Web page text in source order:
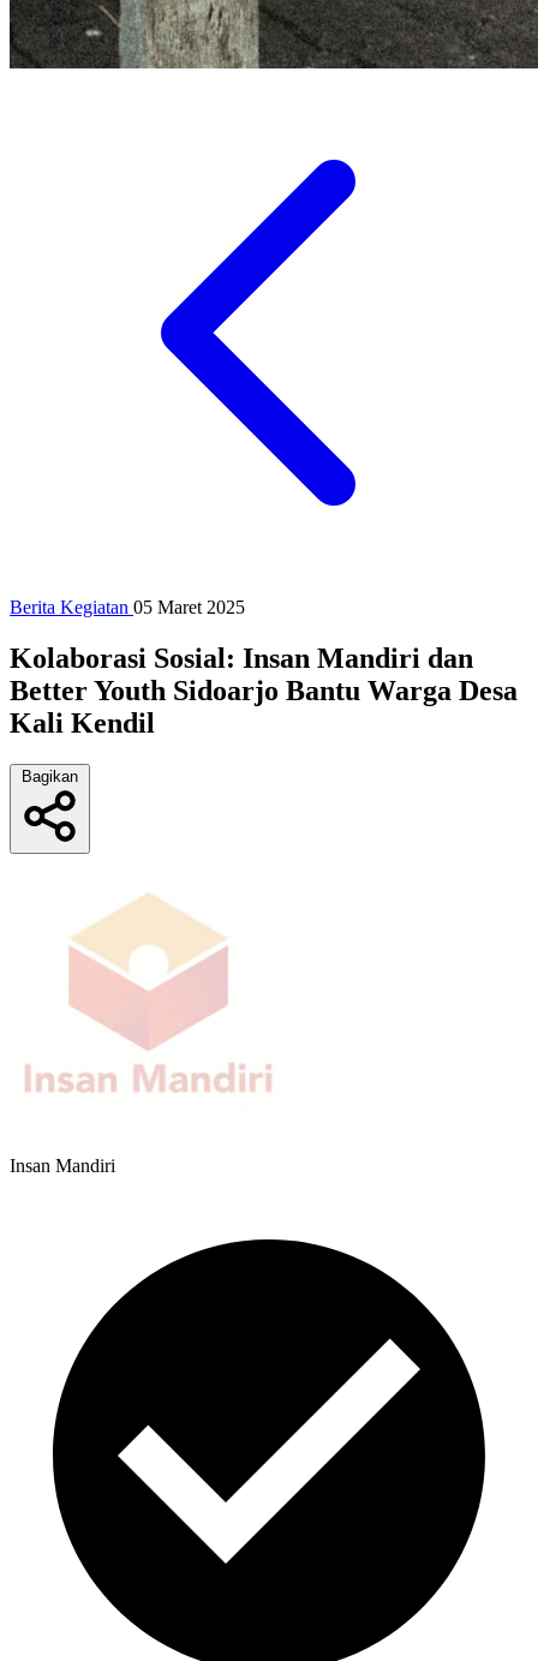
Berita Kegiatan 05 Maret 2025
Kolaborasi Sosial: Insan Mandiri dan
Better Youth Sidoarjo Bantu Warga Desa
Kali Kendil
Bagikan
Insan Mandiri